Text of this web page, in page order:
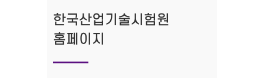
한국산업기술시험원
홈페이지